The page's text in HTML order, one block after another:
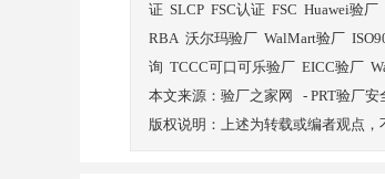
证 SLCP FSC认证 FSC Huawei验厂
RBA 沃尔玛验厂 WalMart验厂
询 TCCC可口可乐验厂 EICC验厂
本文来源： 验厂之家网 - PRT验厂安
版权说明：上述为转载或编者观点